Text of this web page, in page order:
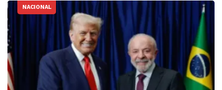
NACIONAL